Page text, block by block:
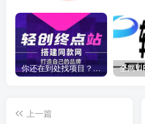
你还在到处找项目？还在当韭菜？我靠卖项目一个月收入5万+，曾经我也是个失败者。
上一篇